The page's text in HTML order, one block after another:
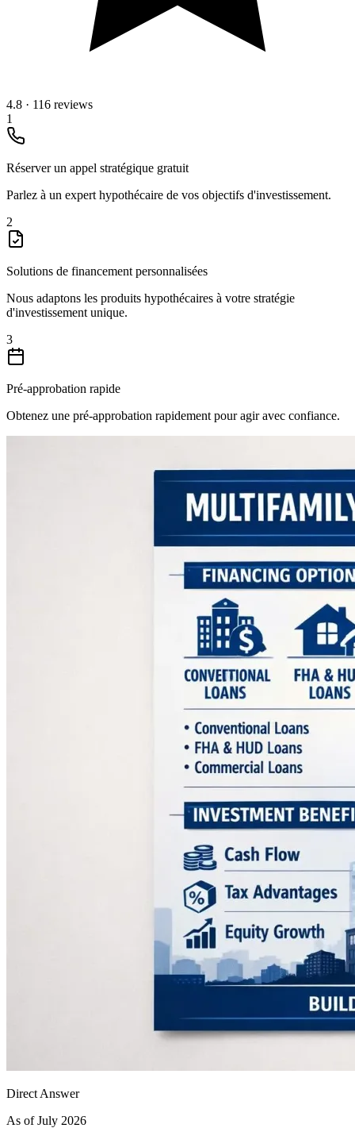
4.8 · 116 reviews
1
Réserver un appel stratégique gratuit
Parlez à un expert hypothécaire de vos objectifs d'investissement.
2
Solutions de financement personnalisées
Nous adaptons les produits hypothécaires à votre stratégie
d'investissement unique.
3
Pré-approbation rapide
Obtenez une pré-approbation rapidement pour agir avec confiance.
Direct Answer
As of July 2026